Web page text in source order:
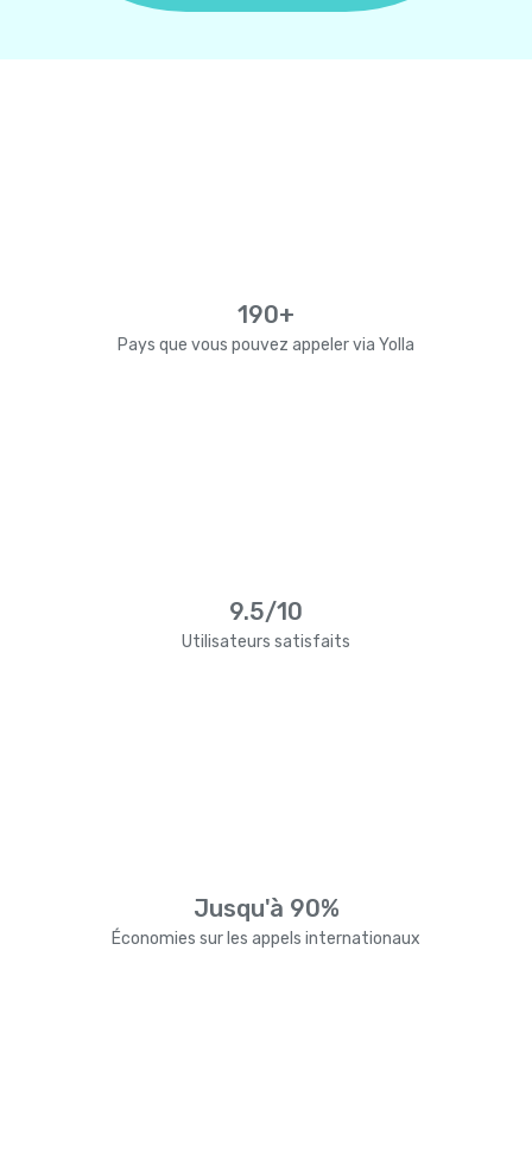
190+
Pays que vous pouvez appeler via Yolla
9.5/10
Utilisateurs satisfaits
Jusqu'à 90%
Économies sur les appels internationaux